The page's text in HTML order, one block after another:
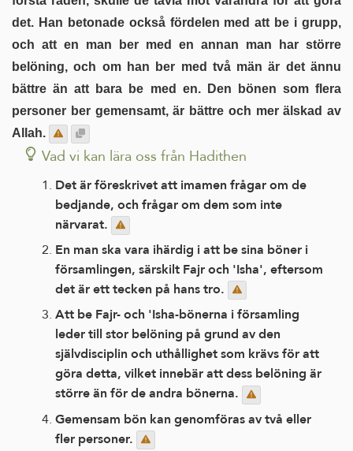
det. Han betonade också fördelen med att be i grupp,
och att en man ber med en annan man har större
belöning, och om han ber med två män är det ännu
bättre än att bara be med en. Den bönen som flera
personer ber gemensamt, är bättre och mer älskad av
Allah.
Vad vi kan lära oss från Hadithen
Det är föreskrivet att imamen frågar om de
bedjande, och frågar om dem som inte
närvarat.
En man ska vara ihärdig i att be sina böner i
församlingen, särskilt Fajr och 'Isha', eftersom
det är ett tecken på hans tro.
Att be Fajr- och 'Isha-bönerna i församling
leder till stor belöning på grund av den
självdisciplin och uthållighet som krävs för att
göra detta, vilket innebär att dess belöning är
större än för de andra bönerna.
Gemensam bön kan genomföras av två eller
fler personer.